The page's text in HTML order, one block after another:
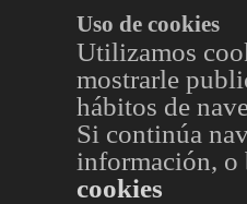
Uso de cookies
Utilizamos
mostrarle
hábitos de
Si continúa
información, o
cookies